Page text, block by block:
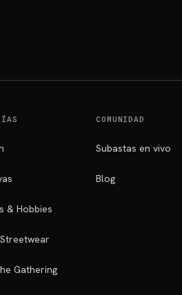
& Hobbies
Gathering
COMUNIDAD
Subastas en vivo
Blog